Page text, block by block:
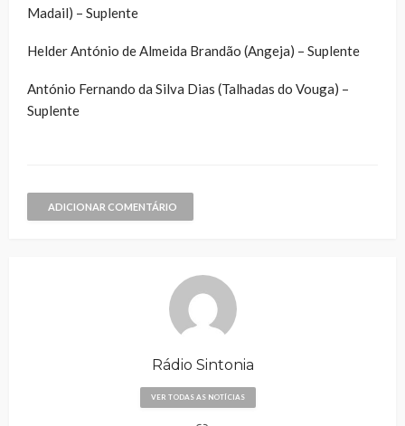
Madail) – Suplente
Helder António de Almeida Brandão (Angeja) – Suplente
António Fernando da Silva Dias (Talhadas do Vouga) –
Suplente
ADICIONAR COMENTÁRIO
Rádio Sintonia
VER TODAS AS NOTÍCIAS